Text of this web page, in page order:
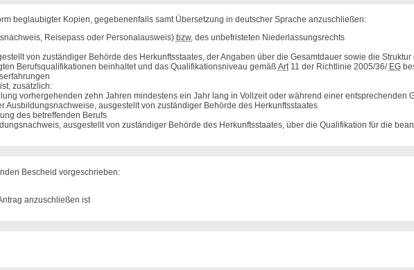
beglaubigter Kopien, gegebenenfalls samt Übersetzung in deutscher Sprache anzuschließen:
Reisepass oder Personalausweis) bzw.des unbefristeten Niederlassungsrechts
von zuständiger Behörde des Herkunftsstaates, der Angaben über die Gesamtdauer sowie die
Berufsqualifikationen beinhaltet und das Qualifikationsniveau gemäß Art11 der Richtlinie 2005/36/ EG
zusätzlich:
vorhergehenden zehn Jahren mindestens ein Jahr lang in Vollzeit oder während einer entsprechenden
Ausbildungsnachweise, ausgestellt von zuständiger Behörde des Herkunftsstaates
des betreffenden Berufs
ausgestellt von zuständiger Behörde des Herkunftsstaates, über die Qualifikation für die
Bescheid vorgeschrieben:
anzuschließen ist